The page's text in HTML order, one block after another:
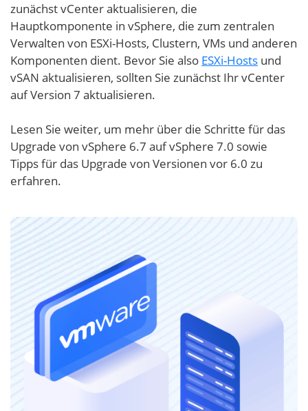
zunächst vCenter aktualisieren, die
Hauptkomponente in vSphere, die zum zentralen
Verwalten von ESXi-Hosts, Clustern, VMs und anderen
Komponenten dient. Bevor Sie also ESXi-Hosts und
vSAN aktualisieren, sollten Sie zunächst Ihr vCenter
auf Version 7 aktualisieren.
Lesen Sie weiter, um mehr über die Schritte für das
Upgrade von vSphere 6.7 auf vSphere 7.0 sowie
Tipps für das Upgrade von Versionen vor 6.0 zu
erfahren.